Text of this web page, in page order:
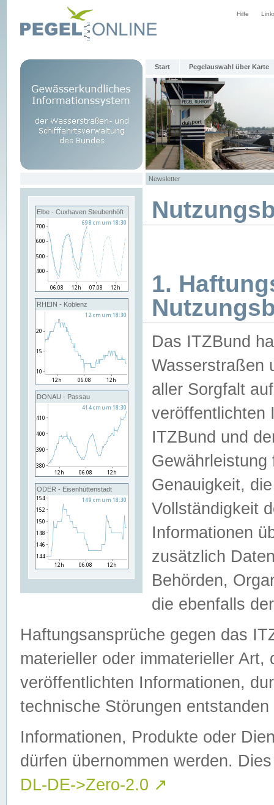
Hilfe
Start Pegelauswahl über Karte
Newsletter
Elbe - Cuxhaven Steubenhöft
RHEIN - Koblenz
DONAU - Passau
ODER - Eisenhüttenstadt
1.
Das ITZBund
Wasserstraßen
aller Sorgfalt
veröffentlichten
ITZBund und
Genauigkeit,
Vollständigkeit
Informationen
zusätzlich
Behörden,
die ebenfalls
Haftungsansprüche gegen das
materieller oder immaterieller
veröffentlichten Informationen,
technische Störungen
Informationen, Produkte oder
dürfen übernommen werden.
DL-DE->Zero-2.0 ↗